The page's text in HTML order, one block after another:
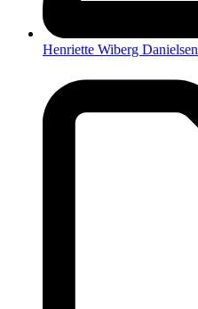
Henriette Wiberg Danielsen